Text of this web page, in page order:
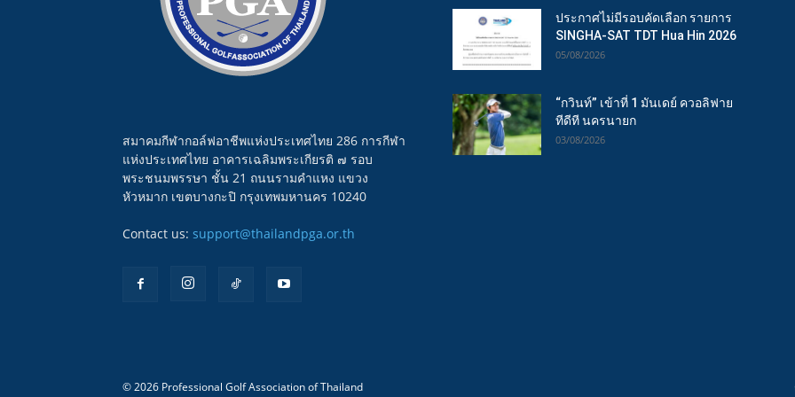
สมาคมกีฬากอล์ฟอาชีพแห่งประเทศไทย 286 การกีฬา
แห่งประเทศไทย อาคารเฉลิมพระเกียรติ ๗ รอบ
พระชนมพรรษา ชั้น 21 ถนนรามคำแหง แขวง
หัวหมาก เขตบางกะปิ กรุงเทพมหานคร 10240
Contact us: support@thailandpga.or.th
ประกาศไม่มีรอบคัดเลือก รายการ
SINGHA-SAT TDT Hua Hin 2026
05/08/2026
“กวินท์” เข้าที่ 1 มันเดย์ ควอลิฟาย
ทีดีที นครนายก
03/08/2026
© 2026 Professional Golf Association of Thailand